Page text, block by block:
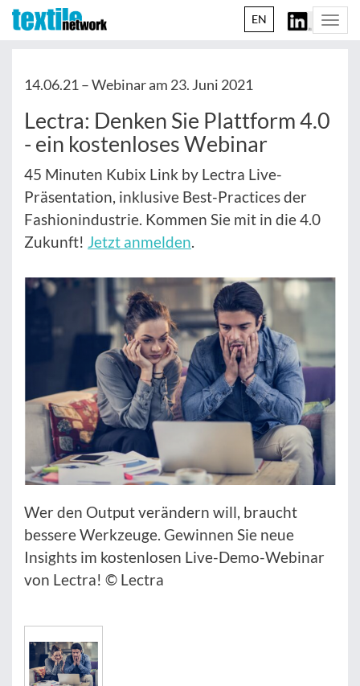
EN
14.06.21 –Webinar am 23. Juni 2021
Lectra: Denken Sie Plattform 4.0
- ein kostenloses Webinar
45 Minuten Kubix Link by Lectra Live-
Präsentation, inklusive Best-Practices der
Fashionindustrie. Kommen Sie mit in die 4.0
Zukunft! Jetzt anmelden.
Wer den Output verändern will, braucht
bessere Werkzeuge. Gewinnen Sie neue
Insights im kostenlosen Live-Demo-Webinar
von Lectra! © Lectra